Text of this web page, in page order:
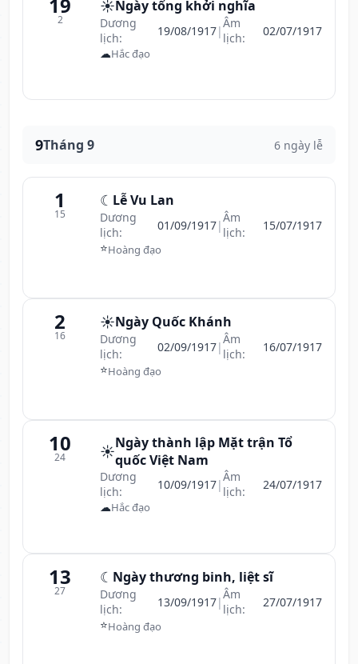
2
☀️Ngày tổng khởi nghĩa
Dương
lịch:
19/08/1917|Âm
lịch:
02/07/1917
☁Hắc đạo
9Tháng 9 6 ngày lễ
1
15
☾ Lễ Vu Lan
Dương
lịch:
01/09/1917|Âm
lịch:
15/07/1917
⭐Hoàng đạo
2
16
☀️Ngày Quốc Khánh
Dương
lịch:
02/09/1917|Âm
lịch:
16/07/1917
⭐Hoàng đạo
10
24 ☀️Ngày thành lập Mặt trận Tổ
quốc Việt Nam
Dương
lịch:
10/09/1917|Âm
lịch:
24/07/1917
☁Hắc đạo
13
27
☾ Ngày thương binh, liệt sĩ
Dương
lịch:
13/09/1917|Âm
lịch:
27/07/1917
⭐Hoàng đạo